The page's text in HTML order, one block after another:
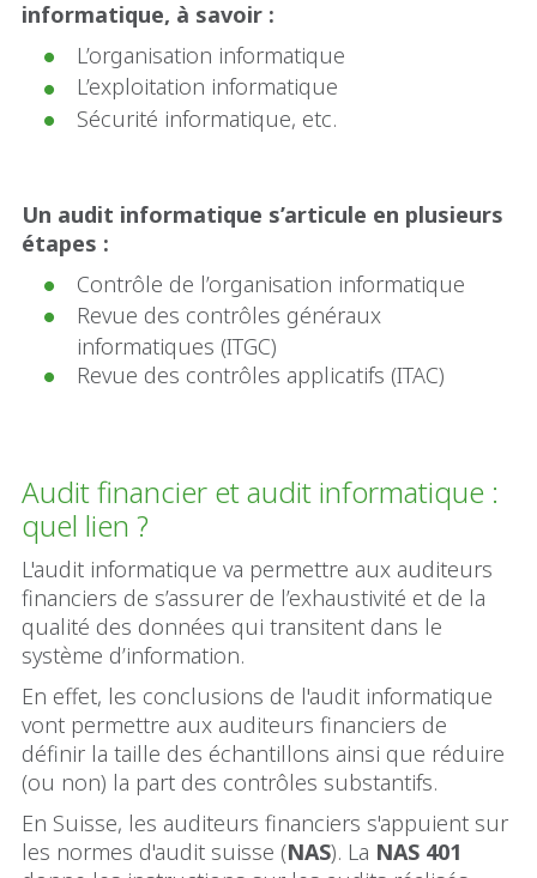
informatique, à savoir :
L’organisation informatique
L’exploitation informatique
Sécurité informatique, etc.
Un audit informatique s’articule en plusieurs
étapes :
Contrôle de l’organisation informatique
Revue des contrôles généraux
informatiques (ITGC)
Revue des contrôles applicatifs (ITAC)
Audit financier et audit informatique :
quel lien ?
L'audit informatique va permettre aux auditeurs
financiers de s’assurer de l’exhaustivité et de la
qualité des données qui transitent dans le
système d’information.
En effet, les conclusions de l'audit informatique
vont permettre aux auditeurs financiers de
définir la taille des échantillons ainsi que réduire
(ou non) la part des contrôles substantifs.
En Suisse, les auditeurs financiers s'appuient sur
les normes d'audit suisse (NAS). La NAS 401